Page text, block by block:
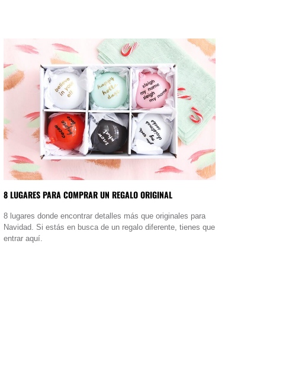
8 LUGARES PARA COMPRAR UN REGALO ORIGINAL
8 lugares donde encontrar detalles más que originales para
Navidad. Si estás en busca de un regalo diferente, tienes que
entrar aquí.